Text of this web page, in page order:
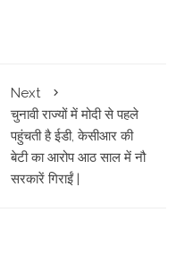
Next
चुनावी राज्यों में मोदी से पहले
पहुंचती है ईडी, केसीआर की
बेटी का आरोप आठ साल में नौ
सरकारें गिराईं |